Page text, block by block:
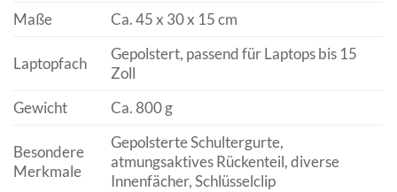
Maße
Ca. 45 x 30 x 15 cm
Laptopfach
Gepolstert, passend für Laptops bis 15
Zoll
Gewicht
Ca. 800 g
Besondere
Merkmale
Gepolsterte Schultergurte,
atmungsaktives Rückenteil, diverse
Innenfächer, Schlüsselclip